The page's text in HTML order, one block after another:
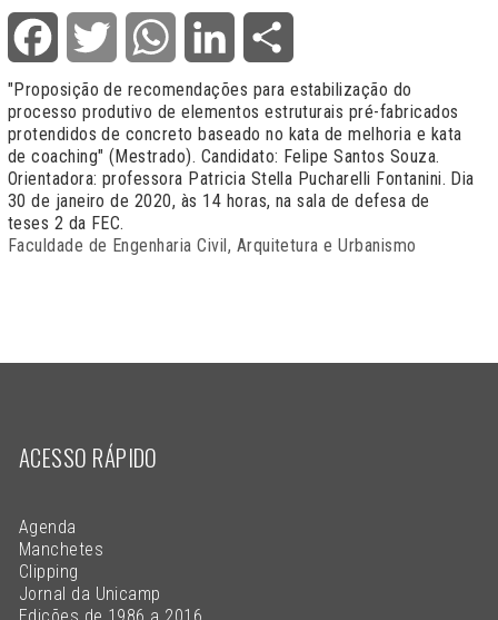
Facebook Twitter WhatsApp LinkedIn
"Proposição de recomendações para estabilização do
processo produtivo de elementos estruturais pré-fabricados
protendidos de concreto baseado no kata de melhoria e kata
de coaching" (Mestrado). Candidato: Felipe Santos Souza.
Orientadora: professora Patricia Stella Pucharelli Fontanini. Dia
30 de janeiro de 2020, às 14 horas, na sala de defesa de
teses 2 da FEC.
Faculdade de Engenharia Civil, Arquitetura e Urbanismo
ACESSO RÁPIDO
Agenda
Manchetes
Clipping
Jornal da Unicamp
Edições de 1986 a 2016